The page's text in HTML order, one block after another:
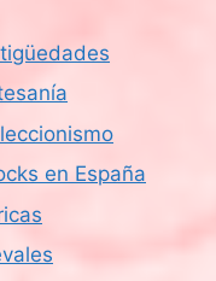
en España